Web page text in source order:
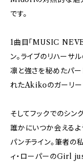
です。
1曲目「MUSIC
ン。ライブのリハー
凛と強さを秘めたパー
れたAkikoのガーリー
そしてフックでのシン
誰かにいつか会える
パンチライン。筆者の
ィ・ローパーのGirl